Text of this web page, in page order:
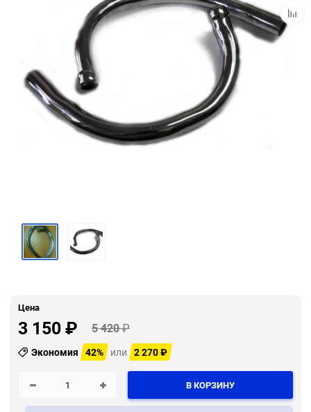
к
Цена
3 150₽ 5 420₽
Экономия 42% или 2 270₽
В КОРЗИНУ